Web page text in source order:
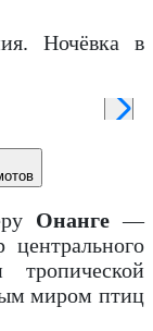
Ночёвка в
Онанге—
миром птиц